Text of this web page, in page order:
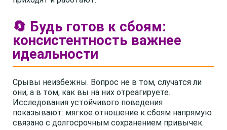
🔄 Будь готов к сбоям:
консистентность важнее
идеальности
Срывы неизбежны. Вопрос не в том, случатся ли
они, а в том, как вы на них отреагируете.
Исследования устойчивого поведения
показывают: мягкое отношение к сбоям напрямую
связано с долгосрочным сохранением привычек.